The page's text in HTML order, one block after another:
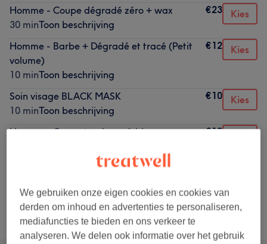
Homme - Coupe dégradé zéro + wax
30 minToon beschrijving
€23 Kies
Homme - Barbe + Dégradé et tracé (Petit
volume)
10 minToon beschrijving
€12 Kies
Soin visage BLACK MASK
10 minToon beschrijving
€10 Kies
Homme - Coupe tondeuse à blanc
€18
Niet wat je zocht?
Alle behandelingen
We gebruiken onze eigen cookies en cookies van
derden om inhoud en advertenties te personaliseren,
mediafuncties te bieden en ons verkeer te
analyseren. We delen ook informatie over het gebruik